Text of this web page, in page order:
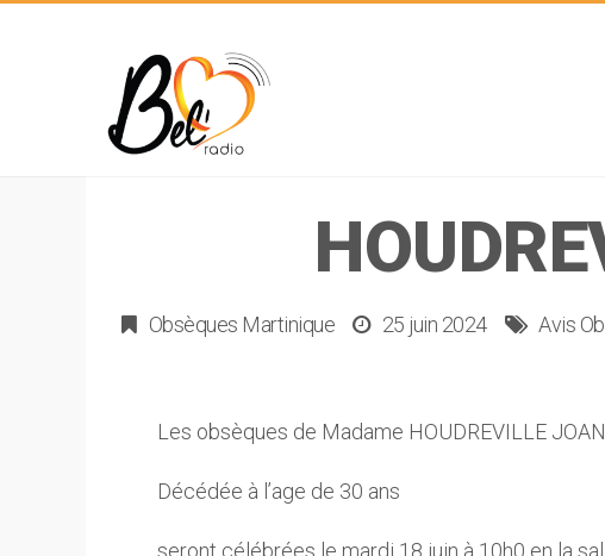
Obsèques Martinique 25 juin 2024 Avis
Les obsèques de Madame HOUDREVILLE
Décédée à l’age de 30 ans
seront célébrées le mardi 18 juin à 10h0 en la